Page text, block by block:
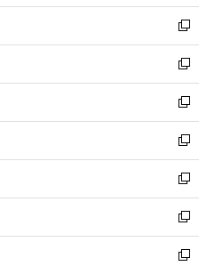
し
い
ウ
ィ
ン
ド
ウ
で
開
く
新
し
い
ウ
ィ
ン
ド
ウ
で
開
く
新
し
い
ウ
ィ
ン
ド
ウ
で
開
く
新
し
い
ウ
ィ
ン
ド
ウ
で
新
し
い
ウ
ィ
ン
ド
新
し
い
ウ
ィ
新
し
い
新